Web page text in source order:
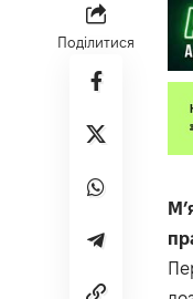
Поділитися